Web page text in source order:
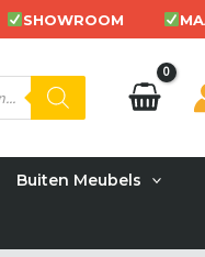
SHOWROOM
Buiten Meubels